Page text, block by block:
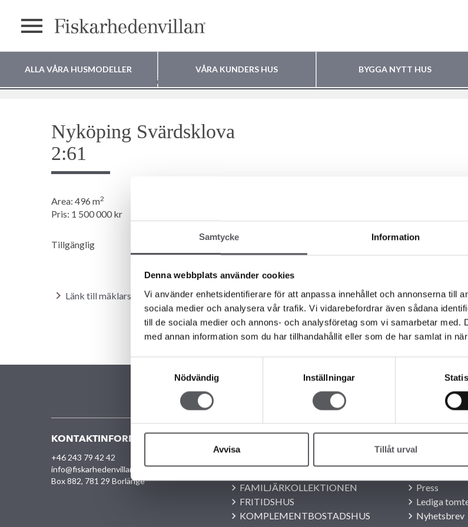
Samtycke Information
Denna webbplats använder cookies
Vi använder enhetsidentifierare för att anpassa innehållet och annonserna till
sociala medier och analysera vår trafik. Vi vidarebefordrar även sådana
till de sociala medier och annons- och analysföretag som vi samarbetar med.
med annan information som du har tillhandahållit eller som de har samlat in
Samtyckesval
Nödvändig
Inställningar
Avvisa Tillåt urval
ALLA VÅRA HUSMODELLER VÅRA KUNDERS HUS BYGGA NYTT HUS
Var vill du bygga
ditt hus?
Nyköping Svärdsklova 2:61
Nyköping Svärdsklova
2:61
Area: 496 m2
Pris: 1 500 000 kr
Tillgänglig
Länk till mäklarsida
KONTAKTINFORMATION
+46 243 79 42 42
info@fiskarhedenvillan.se
Box 882, 781 29 Borlänge
FAMILJÄRKOLLEKTIONEN
FRITIDSHUS
KOMPLEMENTBOSTADSHUS
Press
Lediga
Nyhetsbrev